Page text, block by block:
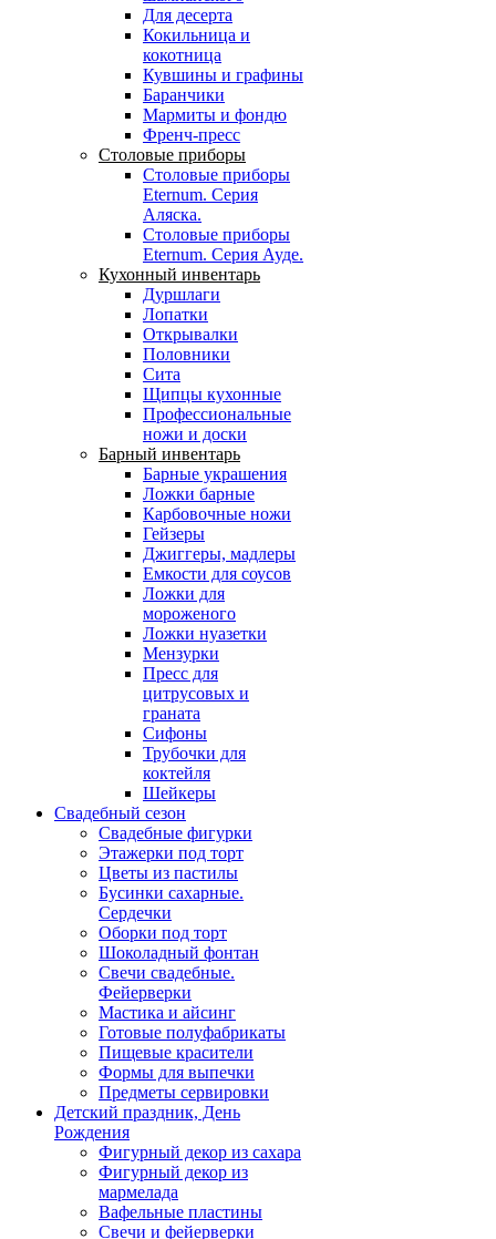
Для десерта
Кокильница и
кокотница
Кувшины и графины
Баранчики
Мармиты и фондю
Френч-пресс
Столовые приборы
Столовые приборы
Eternum. Серия
Аляска.
Столовые приборы
Eternum. Серия Ауде.
Кухонный инвентарь
Дуршлаги
Лопатки
Открывалки
Половники
Сита
Щипцы кухонные
Профессиональные
ножи и доски
Барный инвентарь
Барные украшения
Ложки барные
Карбовочные ножи
Гейзеры
Джиггеры, мадлеры
Емкости для соусов
Ложки для
мороженого
Ложки нуазетки
Мензурки
Пресс для
цитрусовых и
граната
Сифоны
Трубочки для
коктейля
Шейкеры
Свадебный сезон
Свадебные фигурки
Этажерки под торт
Цветы из пастилы
Бусинки сахарные.
Сердечки
Оборки под торт
Шоколадный фонтан
Свечи свадебные.
Фейерверки
Мастика и айсинг
Готовые полуфабрикаты
Пищевые красители
Формы для выпечки
Предметы сервировки
Детский праздник, День
Рождения
Фигурный декор из сахара
Фигурный декор из
мармелада
Вафельные пластины
Свечи и фейерверки